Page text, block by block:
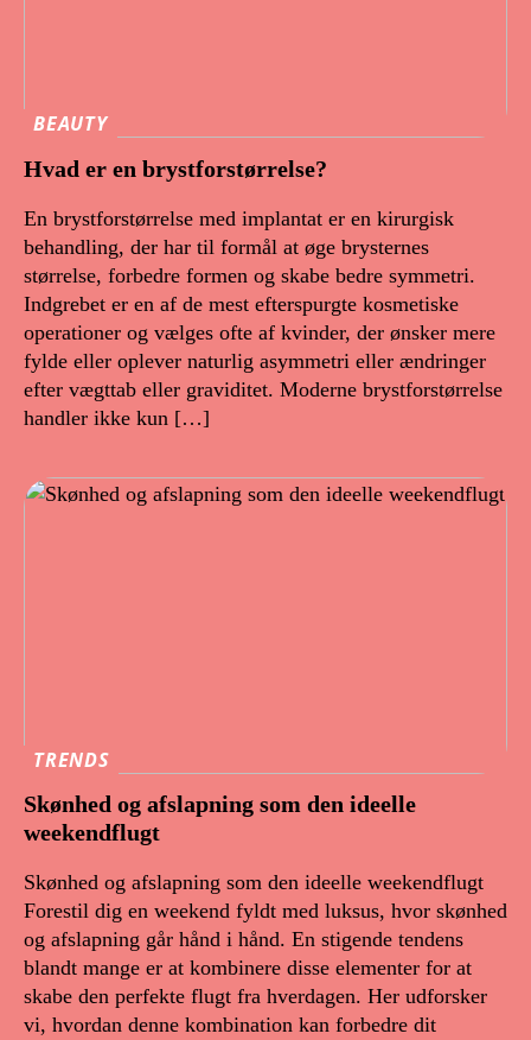
BEAUTY
Hvad er en brystforstørrelse?
En brystforstørrelse med implantat er en kirurgisk
behandling, der har til formål at øge brysternes
størrelse, forbedre formen og skabe bedre symmetri.
Indgrebet er en af de mest efterspurgte kosmetiske
operationer og vælges ofte af kvinder, der ønsker mere
fylde eller oplever naturlig asymmetri eller ændringer
efter vægttab eller graviditet. Moderne brystforstørrelse
handler ikke kun […]
TRENDS
Skønhed og afslapning som den ideelle
weekendflugt
Skønhed og afslapning som den ideelle weekendflugt
Forestil dig en weekend fyldt med luksus, hvor skønhed
og afslapning går hånd i hånd. En stigende tendens
blandt mange er at kombinere disse elementer for at
skabe den perfekte flugt fra hverdagen. Her udforsker
vi, hvordan denne kombination kan forbedre dit